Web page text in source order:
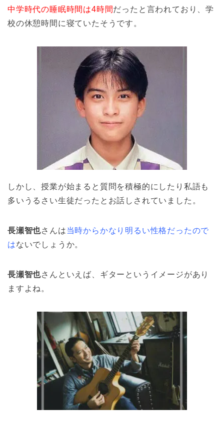
中学時代の睡眠時間は4時間だったと言われており、学
校の休憩時間に寝ていたそうです。
しかし、授業が始まると質問を積極的にしたり私語も
多いうるさい生徒だったとお話しされていました。
長瀬智也さんは当時からかなり明るい性格だったので
はないでしょうか。
長瀬智也さんといえば、ギターというイメージがあり
ますよね。